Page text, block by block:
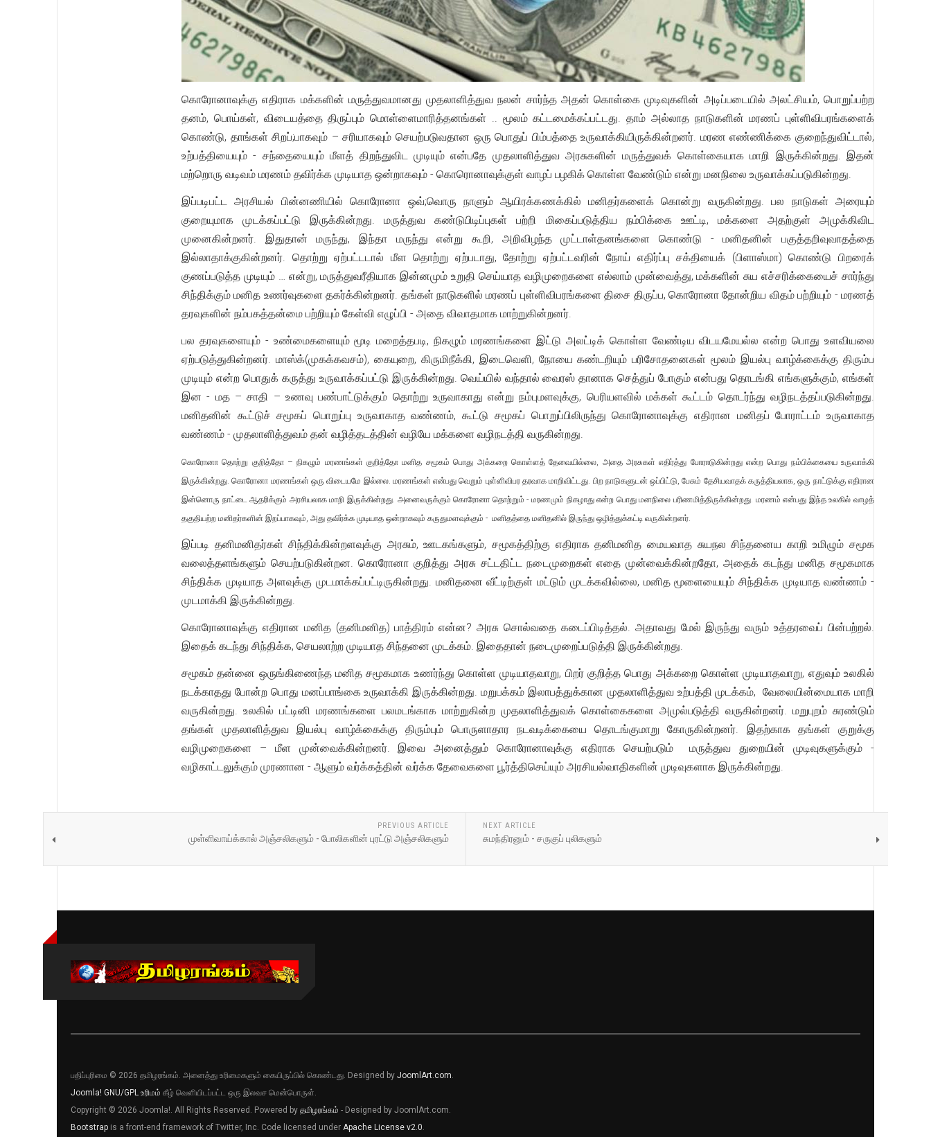
கொரோனாவுக்கு எதிராக மக்களின் மருத்துவமானது முதலாளித்துவ நலன் சார்ந்த அதன் கொள்கை முடிவுகளின் அடிப்படையில் அலட்சியம், பொறுப்பற்ற
தனம், பொய்கள், விடையத்தை திருப்பும் மொள்ளைமாரித்தனங்கள் .. மூலம் கட்டமைக்கப்பட்டது. தாம் அல்லாத நாடுகளின் மரணப் புள்ளிவிபரங்களைக்
கொண்டு, தாங்கள் சிறப்;பாகவும் – சரியாகவும் செயற்படுவதான ஒரு பொதுப் பிம்பத்தை உருவாக்கியிருக்கின்றனர். மரண எண்ணிக்கை குறைந்துவிட்டால்,
உற்பத்தியையும் - சந்தையையும் மீளத் திறந்துவிட முடியும் என்பதே முதலாளித்துவ அரசுகளின் மருத்துவக் கொள்கையாக மாறி இருக்கின்றது. இதன்
மற்றொரு வடிவம் மரணம் தவிர்க்க முடியாத ஒன்றாகவும் - கொரொனாவுக்குள் வாழப் பழகிக் கொள்ள வேண்டும் என்று மனநிலை உருவாக்கப்படுகின்றது.
இப்படிபட்ட அரசியல் பின்னணியில் கொரோனா ஒவ்;வொரு நாளும் ஆயிரக்கணக்கில் மனிதர்களைக் கொன்று வருகின்றது. பல நாடுகள் அரையும்
குறையுமாக முடக்கப்பட்டு இருக்கின்றது. மருத்துவ கண்டுபிடிப்புகள் பற்றி மிகைப்படுத்திய நம்பிக்கை ஊட்டி, மக்களை அதற்குள் அமுக்கிவிட
முனைகின்றனர். இதுதான் மருந்து, இந்தா மருந்து என்று கூறி, அறிவிழந்த முட்டாள்தனங்களை கொண்டு - மனிதனின் பகுத்தறிவுவாதத்தை
இல்லாதாக்குகின்றனர். தொற்று ஏற்பட்டடால் மீள தொற்று ஏற்படாது, தோற்று ஏற்பட்டவரின் நோய் எதிர்ப்பு சக்தியைக் (பிளாஸ்மா) கொண்டு பிறரைக்
குணப்படுத்த முடியும் … என்று, மருத்துவரீதியாக இன்னமும் உறுதி செய்யாத வழிமுறைகளை எல்லாம் முன்வைத்து, மக்களின் சுய எச்சரிக்கையைச் சார்ந்து
சிந்திக்கும் மனித உணர்வுகளை தகர்க்கின்றனர். தங்கள் நாடுகளில் மரணப் புள்ளிவிபரங்களை திசை திருப்ப, கொரோனா தோன்றிய விதம் பற்றியும் - மரணத்
தரவுகளின் நம்பகத்தன்மை பற்றியும் கேள்வி எழுப்பி - அதை விவாதமாக மாற்றுகின்றனர்.
பல தரவுகளையும் - உண்மைகளையும் மூடி மறைத்தபடி, நிகழும் மரணங்களை இட்டு அலட்டிக் கொள்ள வேண்டிய விடயமேயல்ல என்ற பொது உளவியலை
ஏற்படுத்துகின்றனர். மாஸ்க்(முகக்கவசம்), கையுறை, கிருமிநீக்கி, இடைவெளி, நோயை கண்டறியும் பரிசோதனைகள் மூலம் இயல்பு வாழ்க்கைக்கு திரும்ப
முடியும் என்ற பொதுக் கருத்து உருவாக்கப்பட்டு இருக்கின்றது. வெய்யில் வந்தால் வைரஸ் தானாக செத்துப் போகும் என்பது தொடங்கி எங்களுக்கும், எங்கள்
இன - மத – சாதி – உணவு பண்பாட்டுக்கும் தொற்று உருவாகாது என்று நம்புமளவுக்கு, பெரியளவில் மக்கள் கூட்டம் தொடர்ந்து வழிநடத்தப்படுகின்றது.
மனிதனின் கூட்டுச் சமூகப் பொறுப்பு உருவாகாத வண்ணம், கூட்டு சமூகப் பொறுப்பிலிருந்து கொரோனாவுக்கு எதிரான மனிதப் போராட்டம் உருவாகாத
வண்ணம் - முதலாளித்துவம் தன் வழித்தடத்தின் வழியே மக்களை வழிநடத்தி வருகின்றது.
கொரோனா தொற்று குறித்தோ – நிகழும் மரணங்கள் குறித்தோ மனித சமூகம் பொது அக்கறை கொள்ளத் தேவையில்லை, அதை அரசுகள் எதிர்த்து போராடுகின்றது என்ற பொது நம்பிக்கையை உருவாக்கி
இருக்கின்றது. கொரோனா மரணங்கள் ஒரு விடையமே இல்லை. மரணங்கள் என்பது வெறும் புள்ளிவிபர தரவாக மாறிவிட்டது. பிற நாடுகளுடன் ஒப்பிட்டு, பேசும் தேசியவாதக் கருத்தியலாக, ஒரு நாட்டுக்கு எதிரான
இன்னொரு நாட்டை ஆதரிக்கும் அரசியலாக மாறி இருக்கின்றது. அனைவருக்கும் கொரோனா தொற்றும் - மரணமும் நிகழாது என்ற பொது மனநிலை பரிணமித்திருக்கின்றது. மரணம் என்பது இந்த உலகில் வாழத்
தகுதியற்ற மனிதர்களின் இறப்பாகவும், அது தவிர்க்க முடியாத ஒன்றாகவும் கருதுமளவுக்கும் - மனிதத்தை மனிதனில் இருந்து ஒழித்துக்கட்டி வருகின்றனர்.
இப்படி தனிமனிதர்கள் சிந்திக்கின்றளவுக்கு அரசும், ஊடகங்களும், சமூகத்திற்கு எதிராக தனிமனித மையவாத சுயநல சிந்தனைய காறி உமிழும் சமூக
வலைத்தளங்களும் செயற்படுகின்றன. கொரோனா குறித்து அரசு சட்டதிட்ட நடைமுறைகள் எதை முன்வைக்கின்றதோ, அதைக் கடந்து மனித சமூகமாக
சிந்திக்க முடியாத அளவுக்கு முடமாக்கப்பட்டிருகின்றது. மனிதனை வீட்டிற்குள் மட்டும் முடக்கவில்லை, மனித மூளையையும் சிந்திக்க முடியாத வண்ணம் -
முடமாக்கி இருக்கின்றது.
கொரோனாவுக்கு எதிரான மனித (தனிமனித) பாத்திரம் என்ன? அரசு சொல்வதை கடைப்பிடித்தல். அதாவது மேல் இருந்து வரும் உத்தரவைப் பின்பற்றல்.
இதைக் கடந்து சிந்திக்க, செயலாற்ற முடியாத சிந்தனை முடக்கம். இதைதான் நடைமுறைப்படுத்தி இருக்கின்றது.
சமூகம் தன்னை ஒருங்கிணைந்த மனித சமூகமாக உணர்ந்து கொள்ள முடியாதவாறு, பிறர் குறித்த பொது அக்கறை கொள்ள முடியாதவாறு, எதுவும் உலகில்
நடக்காதது போன்ற பொது மனப்பாங்கை உருவாக்கி இருக்கின்றது. மறுபக்கம் இலாபத்துக்கான முதலாளித்துவ உற்பத்தி முடக்கம், வேலையின்மையாக மாறி
வருகின்றது. உலகில் பட்டினி மரணங்களை பலமடங்காக மாற்றுகின்ற முதலாளித்துவக் கொள்கைகளை அமுல்படுத்தி வருகின்றனர். மறுபுறம் சுரண்டும்
தங்கள் முதலாளித்துவ இயல்பு வாழ்க்கைக்கு திரும்பும் பொருளாதார நடவடிக்கையை தொடங்குமாறு கோருகின்றனர். இதற்காக தங்கள் குறுக்கு
வழிமுறைகளை – மீள முன்வைக்கின்றனர். இவை அனைத்தும் கொரோனாவுக்கு எதிராக செயற்படும் மருத்துவ துறையின் முடிவுகளுக்கும் -
வழிகாட்டலுக்கும் முரணான - ஆளும் வர்க்கத்தின் வர்க்க தேவைகளை பூர்த்திசெய்யும் அரசியல்வாதிகளின் முடிவுகளாக இருக்கின்றது.
PREVIOUS ARTICLE
முள்ளிவாய்க்கால் அஞ்சலிகளும் - போலிகளின் புரட்டு அஞ்சலிகளும்
NEXT ARTICLE
சுமந்திரனும் - சருகுப் புலிகளும்
பதிப்புரிமை © 2026 தமிழரங்கம். அனைத்து உரிமைகளும் கையிருப்பில் கொண்டது. Designed by JoomlArt.com.
Joomla! GNU/GPL உரிமம் கீழ் வெளியிடப்பட்ட ஒரு இலவச மென்பொருள்.
Copyright © 2026 Joomla!. All Rights Reserved. Powered by தமிழரங்கம் - Designed by JoomlArt.com.
Bootstrap is a front-end framework of Twitter, Inc. Code licensed under Apache License v2.0.